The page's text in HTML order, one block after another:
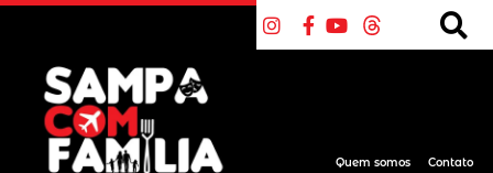
Quem somos Contato